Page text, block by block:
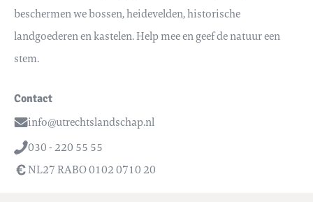
beschermen we bossen, heidevelden, historische
landgoederen en kastelen. Help mee en geef de natuur een
stem.
Contact
Email
info@utrechtslandschap.nl
Telefoon
030 - 220 55 55
NL27 RABO 0102 0710 20